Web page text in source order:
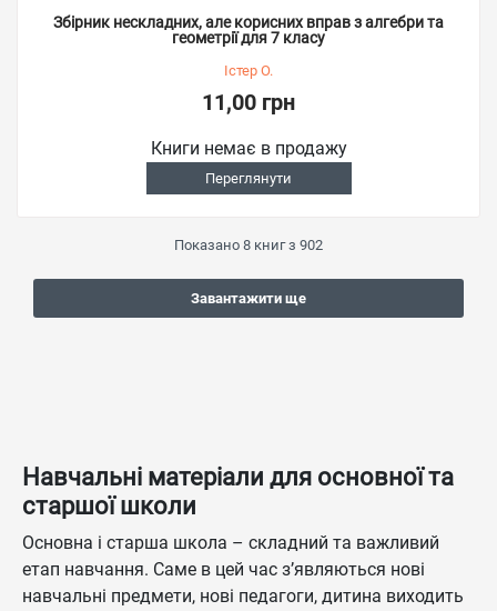
Збірник нескладних, але корисних вправ з алгебри та
геометрії для 7 класу
Істер О.
11,00 грн
Книги немає в продажу
Переглянути
Показано 8 книг з 902
Завантажити ще
Навчальні матеріали для основної та
старшої школи
Основна і старша школа – складний та важливий
етап навчання. Саме в цей час з’являються нові
навчальні предмети, нові педагоги, дитина виходить